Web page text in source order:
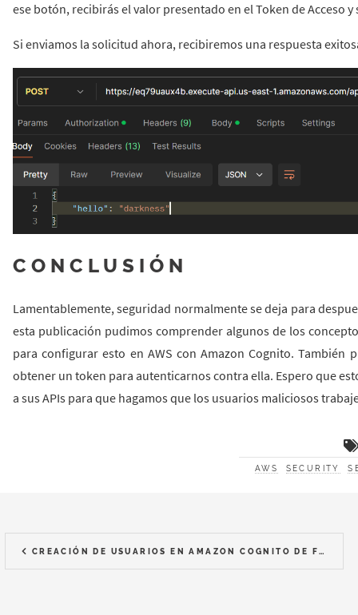
ese botón, recibirás el valor presentado en el Token de Acceso
Si enviamos la solicitud ahora, recibiremos una respuesta
CONCLUSIÓN
Lamentablemente, seguridad normalmente se deja para
esta publicación pudimos comprender algunos de los
para configurar esto en AWS con Amazon Cognito.
obtener un token para autenticarnos contra ella. Espero que
a sus APIs para que hagamos que los usuarios maliciosos
AWS SECURITY
CREACIÓN DE USUARIOS EN AMAZON COGNITO DE FORMA PROGRAMÁTICA